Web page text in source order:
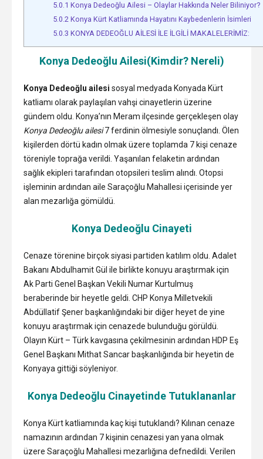
5.0.1 Konya Dedeoğlu Ailesi – Olaylar Hakkında Neler Biliniyor?
5.0.2Konya Kürt Katliamında Hayatını Kaybedenlerin İsimleri
5.0.3 KONYA DEDEOĞLU AİLESİ İLE İLGİLİ MAKALELERİMİZ:
Konya Dedeoğlu Ailesi(Kimdir? Nereli)
Konya Dedeoğlu ailesi sosyal medyada Konyada Kürt
katliamı olarak paylaşılan vahşi cinayetlerin üzerine
gündem oldu. Konya’nın Meram ilçesinde gerçekleşen olay
Konya Dedeoğlu ailesi7 ferdinin ölmesiyle sonuçlandı. Ölen
kişilerden dörtü kadın olmak üzere toplamda 7 kişi cenaze
töreniyle toprağa verildi. Yaşanılan felaketin ardından
sağlık ekipleri tarafından otopsileri teslim alındı. Otopsi
işleminin ardından aile Saraçoğlu Mahallesi içerisinde yer
alan mezarlığa gömüldü.
Konya Dedeoğlu Cinayeti
Cenaze törenine birçok siyasi partiden katılım oldu. Adalet
Bakanı Abdulhamit Gül ile birlikte konuyu araştırmak için
Ak Parti Genel Başkan Vekili Numar Kurtulmuş
beraberinde bir heyetle geldi. CHP Konya Milletvekili
Abdüllatif Şener başkanlığındaki bir diğer heyet de yine
konuyu araştırmak için cenazede bulunduğu görüldü.
Olayın Kürt – Türk kavgasına çekilmesinin ardından HDP Eş
Genel Başkanı Mithat Sancar başkanlığında bir heyetin de
Konyaya gittiği söyleniyor.
Konya Dedeoğlu Cinayetinde Tutuklananlar
Konya Kürt katliamında kaç kişi tutuklandı? Kılınan cenaze
namazının ardından 7 kişinin cenazesi yan yana olmak
üzere Saraçoğlu Mahallesi mezarlığına defnedildi. Verilen